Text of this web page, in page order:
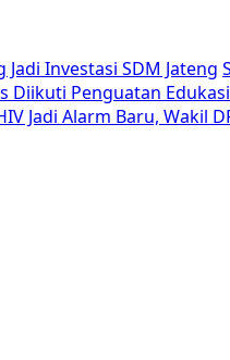
Investasi SDM Jateng
Diikuti Penguatan
Jadi Alarm Baru, Wakil